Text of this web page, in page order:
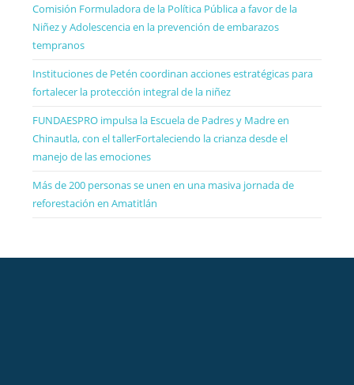
Comisión Formuladora de la Política Pública a favor de la
Niñez y Adolescencia en la prevención de embarazos
tempranos
Instituciones de Petén coordinan acciones estratégicas para
fortalecer la protección integral de la niñez
FUNDAESPRO impulsa la Escuela de Padres y Madre en
Chinautla, con el tallerFortaleciendo la crianza desde el
manejo de las emociones
Más de 200 personas se unen en una masiva jornada de
reforestación en Amatitlán